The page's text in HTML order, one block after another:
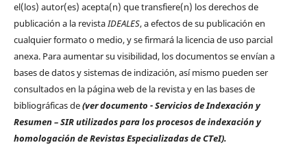
el(los) autor(es) acepta(n) que transfiere(n) los derechos de
publicación a la revistaIDEALES, a efectos de su publicación en
cualquier formato o medio, y se firmará la licencia de uso parcial
anexa. Para aumentar su visibilidad, los documentos se envían a
bases de datos y sistemas de indización, así mismo pueden ser
consultados en la página web de la revista y en las bases de
bibliográficas de(ver documento - Servicios de Indexación y
Resumen – SIR utilizados para los procesos de indexación y
homologación de Revistas Especializadas de CTeI).